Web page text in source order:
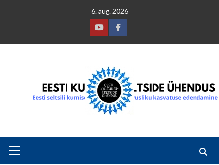
6. aug. 2026
YoutubeFacebook
Menu